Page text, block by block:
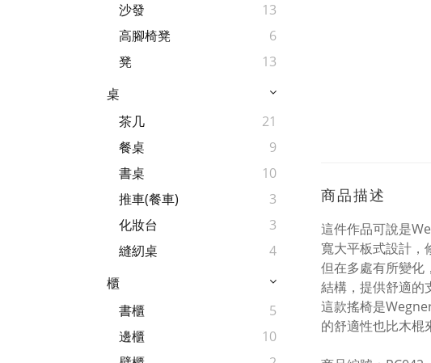
沙發
13
高腳椅凳
6
凳
13
桌
茶几
21
餐桌
9
書桌
10
推車(餐車)
3
化妝台
3
縫紉桌
4
櫃
書櫃
5
邊櫃
10
商品描述
這件作品可說是
寬大平板式設計，
但在多處有所變化
結構，提供舒適的
這款搖椅是
的舒適性也比木棍